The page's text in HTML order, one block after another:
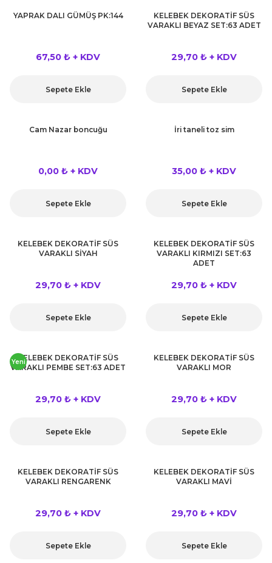
YAPRAK DALI GÜMÜŞ PK:144
67,50 ₺ + KDV
Sepete Ekle
KELEBEK DEKORATİF SÜS
VARAKLI BEYAZ SET:63 ADET
29,70 ₺ + KDV
Sepete Ekle
Cam Nazar boncuğu
0,00 ₺ + KDV
Sepete Ekle
İri taneli toz sim
35,00 ₺ + KDV
Sepete Ekle
KELEBEK DEKORATİF SÜS
VARAKLI SİYAH
29,70 ₺ + KDV
Sepete Ekle
KELEBEK DEKORATİF SÜS
VARAKLI KIRMIZI SET:63
ADET
29,70 ₺ + KDV
Sepete Ekle
YeniKELEBEK DEKORATİF SÜS
VARAKLI PEMBE SET:63 ADET
29,70 ₺ + KDV
Sepete Ekle
KELEBEK DEKORATİF SÜS
VARAKLI MOR
29,70 ₺ + KDV
Sepete Ekle
KELEBEK DEKORATİF SÜS
VARAKLI RENGARENK
29,70 ₺ + KDV
Sepete Ekle
KELEBEK DEKORATİF SÜS
VARAKLI MAVİ
29,70 ₺ + KDV
Sepete Ekle